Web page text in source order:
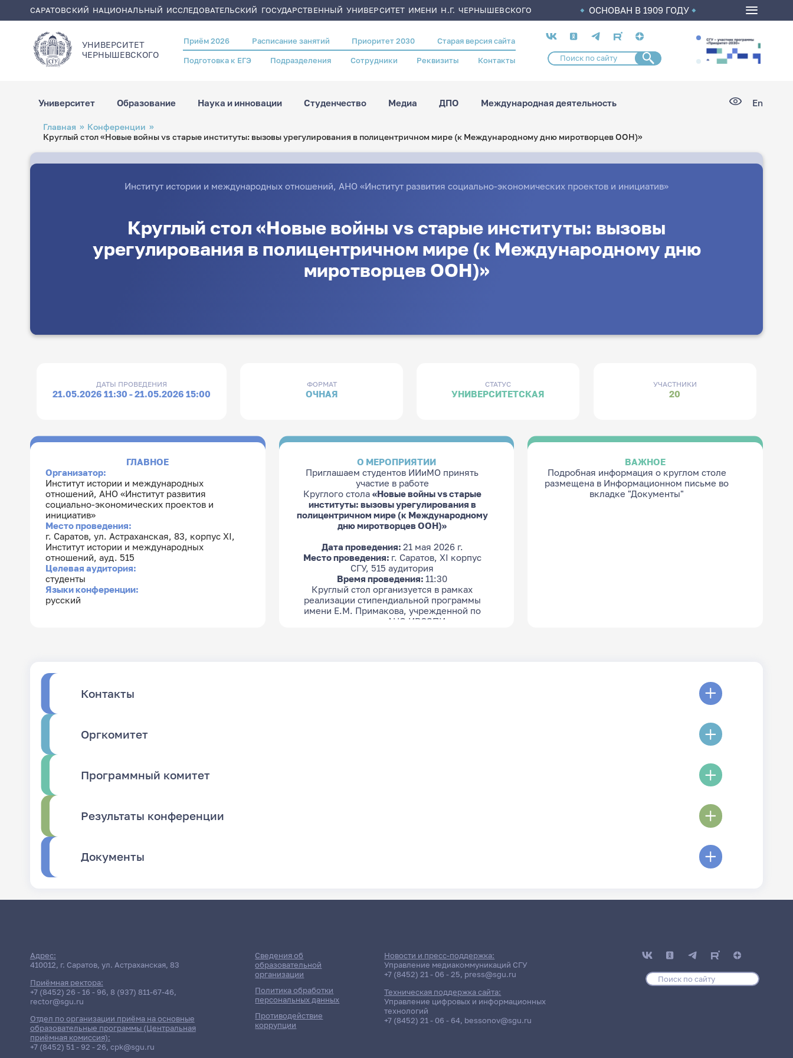
САРАТОВСКИЙ НАЦИОНАЛЬНЫЙ ИССЛЕДОВАТЕЛЬСКИЙ ГОСУДАРСТВЕННЫЙ УНИВЕРСИТЕТ ИМЕНИ Н.Г. ЧЕРНЫШЕВСКОГО ОСНОВАН В 1909 ГОДУ
УНИВЕРСИТЕТ
ЧЕРНЫШЕВСКОГO
Header
menu
Приём 2026 Расписание занятий Приоритет 2030 Старая версия сайта
Подготовка к ЕГЭ Подразделения Сотрудники Реквизиты Контакты
Социальные
сети
Университет Образование Наука и инновации Студенчество Медиа ДПО Международная деятельность En
Строка
навигации
Главная
Конференции
Круглый стол «Новые войны vs старые институты: вызовы урегулирования в полицентричном мире (к Международному дню миротворцев ООН)»
Институт истории и международных отношений, АНО «Институт развития социально-экономических проектов и инициатив»
Круглый стол «Новые войны vs старые институты: вызовы
урегулирования в полицентричном мире (к Международному дню
миротворцев ООН)»
ДАТЫ ПРОВЕДЕНИЯ
21.05.2026 11:30 - 21.05.2026 15:00
ФОРМАТ
ОЧНАЯ
СТАТУС
УНИВЕРСИТЕТСКАЯ
УЧАСТНИКИ
20
ГЛАВНОЕ
Организатор:
Институт истории и международных
отношений, АНО «Институт развития
социально-экономических проектов и
инициатив»
Место проведения:
г. Саратов, ул. Астраханская, 83, корпус XI,
Институт истории и международных
отношений, ауд. 515
Целевая аудитория:
студенты
Языки конференции:
русский
О МЕРОПРИЯТИИ
Приглашаем студентов ИИиМО принять
участие в работе
Круглого стола «Новые войны vs старые
институты: вызовы урегулирования в
полицентричном мире (к Международному
дню миротворцев ООН)»
Дата проведения: 21 мая 2026 г.
Место проведения: г. Саратов, XI корпус
СГУ, 515 аудитория
Время проведения:11:30
Круглый стол организуется в рамках
реализации стипендиальной программы
имени Е.М. Примакова, учрежденной по
инициативе АНО ИРСЭПИ.
ВАЖНОЕ
Подробная информация о круглом столе
размещена в Информационном письме во
вкладке "Документы"
Контакты
Оргкомитет
Программный комитет
Результаты конференции
Документы
Адрес:
410012, г. Саратов, ул. Астраханская, 83
Приёмная ректора:
+7 (8452) 26 - 16 - 96, 8 (937) 811-67-46,
rector@sgu.ru
Отдел по организации приёма на основные
образовательные программы (Центральная
приёмная комиссия):
+7 (8452) 51 - 92 - 26, cpk@sgu.ru
Сведения об
образовательной
организации
Политика обработки
персональных данных
Противодействие
коррупции
Новости и пресс-поддержка:
Управление медиакоммуникаций СГУ
+7 (8452) 21 - 06 - 25, press@sgu.ru
Техническая поддержка сайта:
Управление цифровых и информационных
технологий
+7 (8452) 21 - 06 - 64, bessonov@sgu.ru